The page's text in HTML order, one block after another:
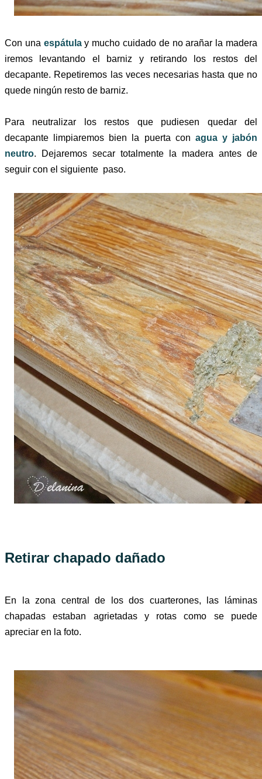
Con una espátulay mucho cuidado de no arañar la madera
iremos levantando el barniz y retirando los restos del
decapante. Repetiremos las veces necesarias hasta que no
quede ningún resto de barniz.
Para neutralizar los restos que pudiesen quedar del
decapante limpiaremos bien la puerta con agua y jabón
neutro. Dejaremos secar totalmente la madera antes de
seguir con el siguiente paso.
Retirar chapado dañado
En la zona central de los dos cuarterones, las láminas
chapadas estaban agrietadas y rotas como se puede
apreciar en la foto.